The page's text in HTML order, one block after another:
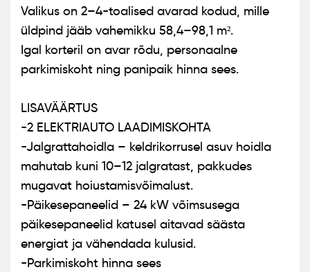
Valikus on 2–4-toalised avarad kodud, mille
üldpind jääb vahemikku 58,4–98,1 m².
Igal korteril on avar rõdu, personaalne
parkimiskoht ning panipaik hinna sees.
LISAVÄÄRTUS
-2 ELEKTRIAUTO LAADIMISKOHTA
-Jalgrattahoidla – keldrikorrusel asuv hoidla
mahutab kuni 10–12 jalgratast, pakkudes
mugavat hoiustamisvõimalust.
-Päikesepaneelid – 24 kW võimsusega
päikesepaneelid katusel aitavad säästa
energiat ja vähendada kulusid.
-Parkimiskoht hinna sees